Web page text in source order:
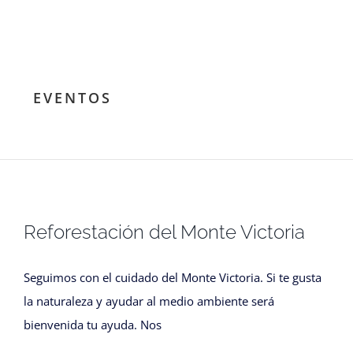
EVENTOS
Reforestación del Monte Victoria
Seguimos con el cuidado del Monte Victoria. Si te gusta
la naturaleza y ayudar al medio ambiente será
bienvenida tu ayuda. Nos